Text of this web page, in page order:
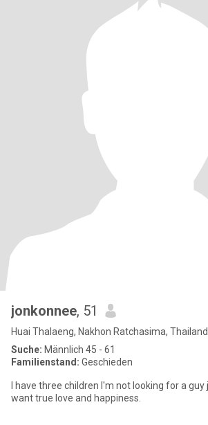
jonkonnee, 51
Huai Thalaeng, Nakhon Ratchasima, Thailand
Suche: Männlich 45 - 61
Familienstand: Geschieden
I have three children I'm not looking for a guy
want true love and happiness.